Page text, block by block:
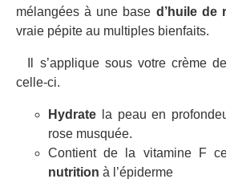
mélangées à une base d’huile de
vraie pépite au multiples bienfaits.
Il s’applique sous votre crème
celle-ci.
Hydrate la peau en
rose musquée.
Contient de la vitamine F
nutrition à l’épiderme